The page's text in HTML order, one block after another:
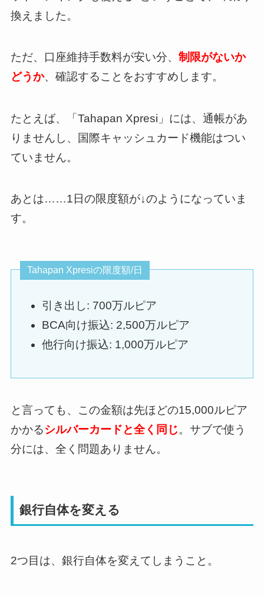
換えました。
ただ、口座維持手数料が安い分、 制限がないか
どうか、確認することをおすすめします。
たとえば、「Tahapan Xpresi」には、通帳があ
りませんし、国際キャッシュカード機能はつい
ていません。
あとは……1日の限度額が↓のようになっていま
す。
Tahapan Xpresiの限度額/日
引き出し: 700万ルピア
BCA向け振込: 2,500万ルピア
他行向け振込: 1,000万ルピア
と言っても、この金額は先ほどの15,000ルピア
かかるシルバーカードと全く同じ。サブで使う
分には、全く問題ありません。
銀行自体を変える
2つ目は、銀行自体を変えてしまうこと。